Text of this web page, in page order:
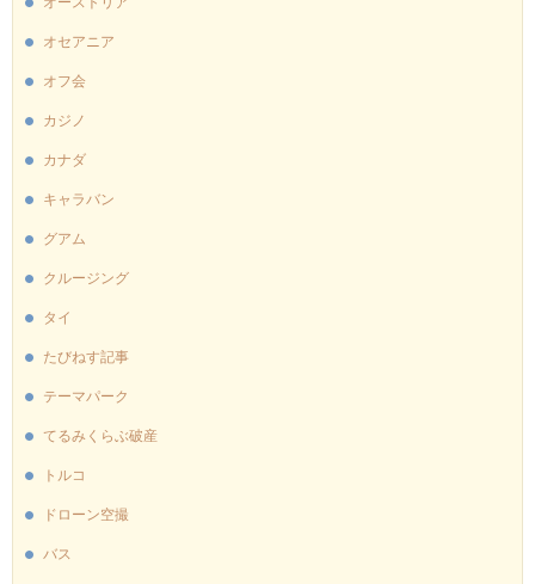
オセアニア
オフ会
カジノ
カナダ
キャラバン
グアム
クルージング
タイ
たびねす記事
テーマパーク
てるみくらぶ破産
トルコ
ドローン空撮
バス